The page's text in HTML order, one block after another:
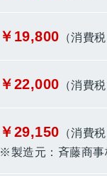
￥19,800 （消費
￥22,000 （消費
￥29,150 （消費
※製造元：斉藤商事